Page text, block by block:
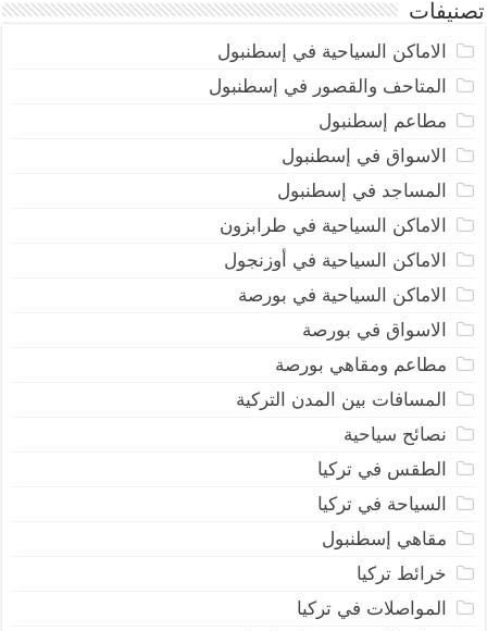
تصنيفات
الاماكن السياحية في إسطنبول
المتاحف والقصور في إسطنبول
مطاعم إسطنبول
الاسواق في إسطنبول
المساجد في إسطنبول
الاماكن السياحية في طرابزون
الاماكن السياحية في أوزنجول
الاماكن السياحية في بورصة
الاسواق في بورصة
مطاعم ومقاهي بورصة
المسافات بين المدن التركية
نصائح سياحية
الطقس في تركيا
السياحة في تركيا
مقاهي إسطنبول
خرائط تركيا
المواصلات في تركيا